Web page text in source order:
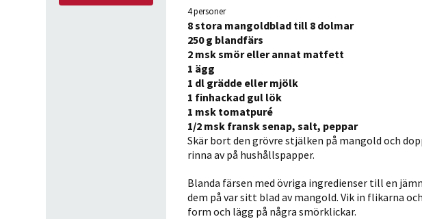
4 personer
8 stora mangoldblad till 8 dolmar
250 g blandfärs
2 msk smör eller annat matfett
1 ägg
1 dl grädde eller mjölk
1 finhackad gul lök
1 msk tomatpuré
1/2 msk fransk senap, salt, peppar
Skär bort den grövre stjälken på mangold och
rinna av på hushållspapper.
Blanda färsen med övriga ingredienser till en
dem på var sitt blad av mangold. Vik in flikarna
form och lägg på några smörklickar.